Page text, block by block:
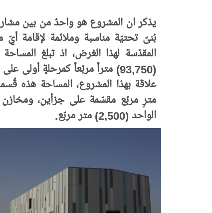
يذكر ان المشروع هو واحدٌ من بين
بُنىً تحتيّة مناسبة وملائمة لإقامة
(93,750) متراً مربّعاً كمرحلةٍ
مترٍ مربّع مقسّمة على جزأين،
الواحد (2,500) متر مربّع.